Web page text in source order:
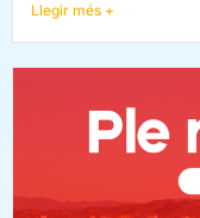
Llegir més +